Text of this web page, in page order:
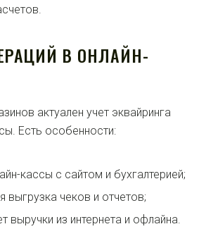
В ОНЛАЙН-
актуален учет эквайринга
Есть особенности:
кассы с сайтом и бухгалтерией;
выгрузка чеков и отчетов;
выручки из интернета и офлайна.